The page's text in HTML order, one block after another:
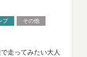
プ その他
走ってみたい大人